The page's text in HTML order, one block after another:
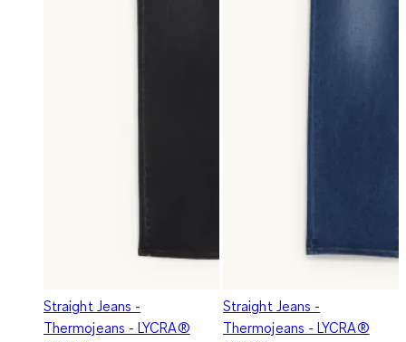
Straight Jeans -
Thermojeans - LYCRA®
Straight Jeans -
Thermojeans - LYCRA®